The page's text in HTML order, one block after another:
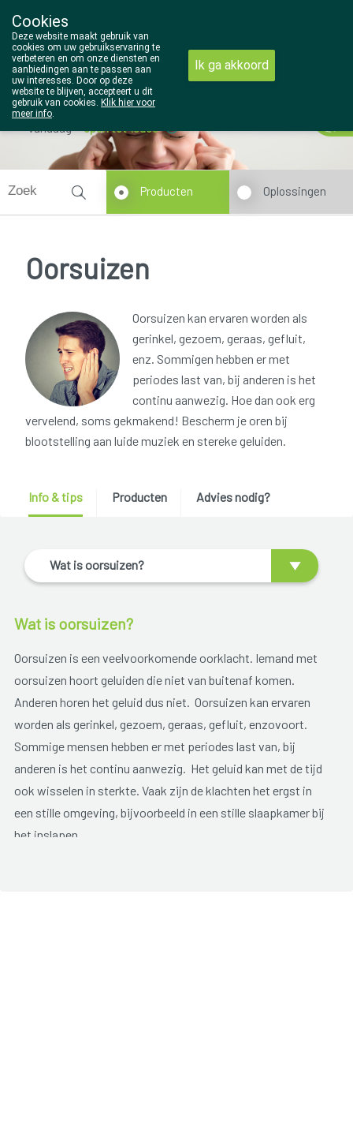
014/810298
Vandaag open tot 18u30
Producten Oplossingen
Oorsuizen
Oorsuizen kan ervaren worden als
gerinkel, gezoem, geraas, gefluit,
enz. Sommigen hebben er met
periodes last van, bij anderen is het
continu aanwezig. Hoe dan ook erg
vervelend, soms gekmakend! Bescherm je oren bij
blootstelling aan luide muziek en stereke geluiden.
Info & tips Producten Advies nodig?
Wat is oorsuizen?
Wat is oorsuizen?
Oorsuizen is een veelvoorkomende oorklacht. Iemand met
oorsuizen hoort geluiden die niet van buitenaf komen.
Anderen horen het geluid dus niet. Oorsuizen kan ervaren
worden als gerinkel, gezoem, geraas, gefluit, enzovoort.
Sommige mensen hebben er met periodes last van, bij
anderen is het continu aanwezig. Het geluid kan met de tijd
ook wisselen in sterkte. Vaak zijn de klachten het ergst in
een stille omgeving, bijvoorbeeld in een stille slaapkamer bij
het inslapen.
Cookies
Deze website maakt gebruik van
cookies om uw gebruikservaring te
verbeteren en om onze diensten en
aanbiedingen aan te passen aan
uw interesses. Door op deze
website te blijven, accepteert u dit
gebruik van cookies. Klik hier voor
meer info.
Ik ga akkoord